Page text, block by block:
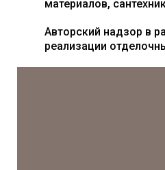
материалов,
Авторский надзор в
реализации